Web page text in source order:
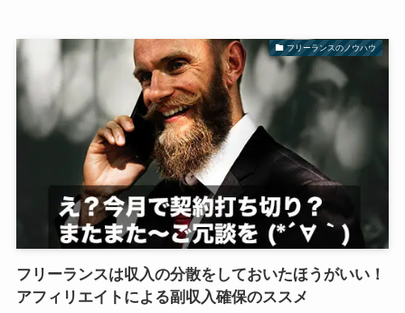
フリーランスのノウハウ
フリーランスは収入の分散をしておいたほうがいい！
アフィリエイトによる副収入確保のススメ